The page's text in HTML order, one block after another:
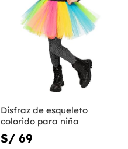
Disfraz de esqueleto
colorido para niña
S/ 69